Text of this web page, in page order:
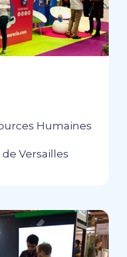
Humaines
de Versailles